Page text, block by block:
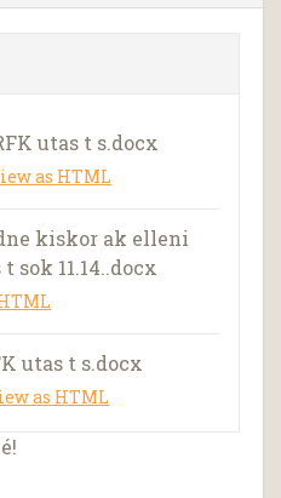
utas t s.docx
as HTML
kiskor ak elleni
sok 11.14..docx
utas t s.docx
as HTML